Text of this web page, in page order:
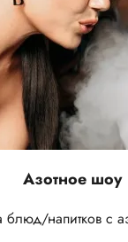
Фуршет
меню